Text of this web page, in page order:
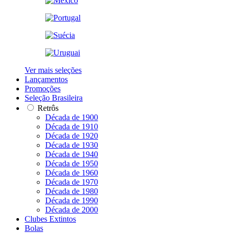
Ver mais seleções
Lançamentos
Promoções
Seleção Brasileira
Retrôs
Década de 1900
Década de 1910
Década de 1920
Década de 1930
Década de 1940
Década de 1950
Década de 1960
Década de 1970
Década de 1980
Década de 1990
Década de 2000
Clubes Extintos
Bolas